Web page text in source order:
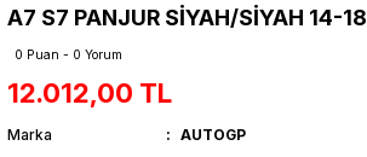
A7 S7 PANJUR SİYAH/SİYAH 14-18
0 Puan - 0 Yorum
12.012,00 TL
Marka
AUTOGP